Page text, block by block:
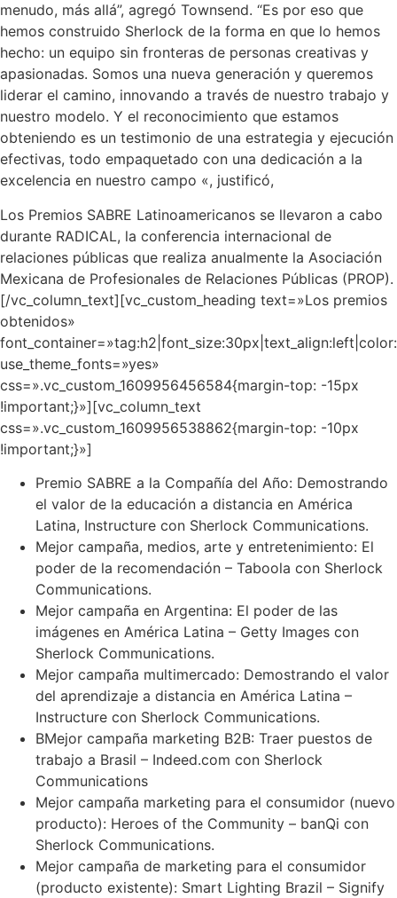
menudo, más allá”, agregó Townsend. “Es por eso que
hemos construido Sherlock de la forma en que lo hemos
hecho: un equipo sin fronteras de personas creativas y
apasionadas. Somos una nueva generación y queremos
liderar el camino, innovando a través de nuestro trabajo y
nuestro modelo. Y el reconocimiento que estamos
obteniendo es un testimonio de una estrategia y ejecución
efectivas, todo empaquetado con una dedicación a la
excelencia en nuestro campo «, justificó,
Los Premios SABRE Latinoamericanos se llevaron a cabo
durante RADICAL, la conferencia internacional de
relaciones públicas que realiza anualmente la Asociación
Mexicana de Profesionales de Relaciones Públicas (PROP).
[/vc_column_text][vc_custom_heading text=»Los premios
obtenidos»
use_theme_fonts=»yes»
css=».vc_custom_1609956456584{margin-top: -15px
!important;}»][vc_column_text
css=».vc_custom_1609956538862{margin-top: -10px
!important;}»]
Premio SABRE a la Compañía del Año: Demostrando
el valor de la educación a distancia en América
Latina, Instructure con Sherlock Communications.
Mejor campaña, medios, arte y entretenimiento: El
poder de la recomendación – Taboola con Sherlock
Communications.
Mejor campaña en Argentina: El poder de las
imágenes en América Latina – Getty Images con
Sherlock Communications.
Mejor campaña multimercado: Demostrando el valor
del aprendizaje a distancia en América Latina –
Instructure con Sherlock Communications.
BMejor campaña marketing B2B: Traer puestos de
trabajo a Brasil – Indeed.com con Sherlock
Communications
Mejor campaña marketing para el consumidor (nuevo
producto): Heroes of the Community – banQi con
Sherlock Communications.
Mejor campaña de marketing para el consumidor
(producto existente): Smart Lighting Brazil – Signify